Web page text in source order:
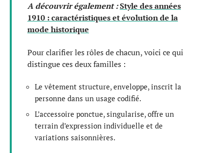
A découvrir également :Style des années
1910 : caractéristiques et évolution de la
mode historique
Pour clarifier les rôles de chacun, voici ce qui
distingue ces deux familles :
Le vêtement structure, enveloppe, inscrit la
personne dans un usage codifié.
L’accessoire ponctue, singularise, offre un
terrain d’expression individuelle et de
variations saisonnières.